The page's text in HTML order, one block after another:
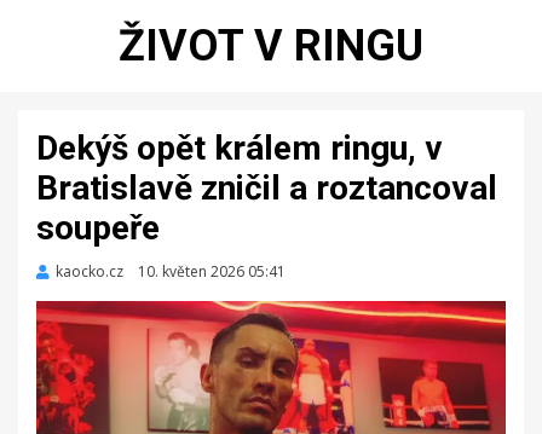
ŽIVOT V RINGU
Dekýš opět králem ringu, v
Bratislavě zničil a roztancoval
soupeře
kaocko.cz
Zveřejněno
10. květen 2026 05:41